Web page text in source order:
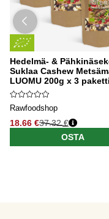
Hedelmä- &
Suklaa Cashew
LUOMU 200g x 3
Rawfoodshop
18.66 €37.32 €
OSTA